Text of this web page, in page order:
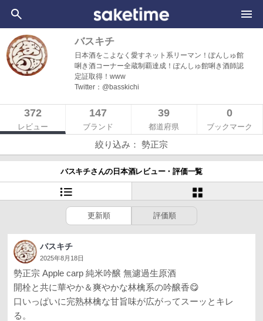
バスキチ
日本酒をこよなく愛すネット系リーマン！ぽんしゅ館
唎き酒コーナー全蔵制覇達成！ぽんしゅ館唎き酒師認
定証取得！www
Twitter：@basskichi
372
レビュー
147
ブランド
39
都道府県
0
ブックマーク
絞り込み： 勢正宗
バスキチさんの日本酒レビュー・評価一覧
更新順 評価順
バスキチ
2025年8月18日
勢正宗 Apple carp 純米吟醸 無濾過生原酒
開栓と共に華やか＆爽やかな林檎系の吟醸香😋
口いっぱいに完熟林檎な甘旨味が広がってスーッとキレ
る。